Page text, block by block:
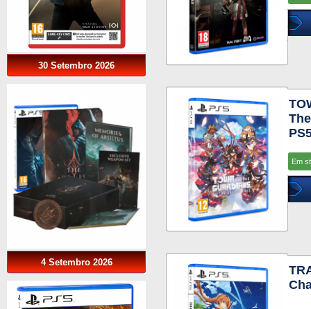
30 Setembro 2026
4 Setembro 2026
Em